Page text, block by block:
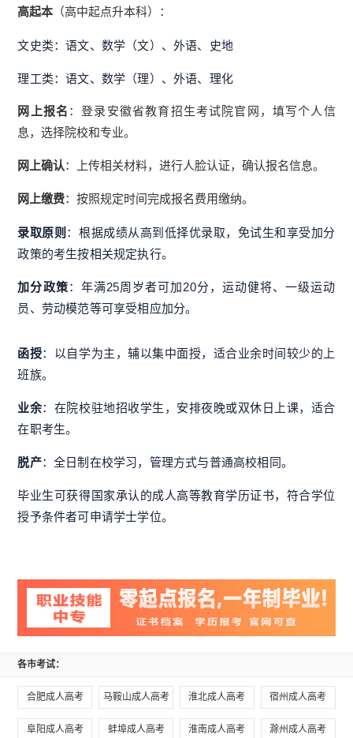
高起本 （高中起点升本科）：
文史类：语文、数学（文）、外语、史地
理工类：语文、数学（理）、外语、理化
网上报名 ：登录安徽省教育招生考试院官网，填写个人信
息，选择院校和专业。
网上确认：上传相关材料，进行人脸认证，确认报名信息。
网上缴费：按照规定时间完成报名费用缴纳。
录取原则 ：根据成绩从高到低择优录取，免试生和享受加分
政策的考生按相关规定执行。
加分政策：年满25周岁者可加20分，运动健将、一级运动
员、劳动模范等可享受相应加分。
函授：以自学为主，辅以集中面授，适合业余时间较少的上
班族。
业余：在院校驻地招收学生，安排夜晚或双休日上课，适合
在职考生。
脱产：全日制在校学习，管理方式与普通高校相同。
毕业生可获得国家承认的成人高等教育学历证书，符合学位
授予条件者可申请学士学位。
各市考试：
合肥成人高考 马鞍山成人高考 淮北成人高考 宿州成人高考
阜阳成人高考 蚌埠成人高考 淮南成人高考 滁州成人高考